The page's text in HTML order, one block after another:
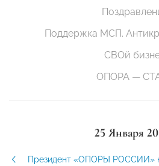
Поддержка МСП.
СВОй
ОПОРА —
25 Января
Президент «ОПОРЫ РОССИИ»